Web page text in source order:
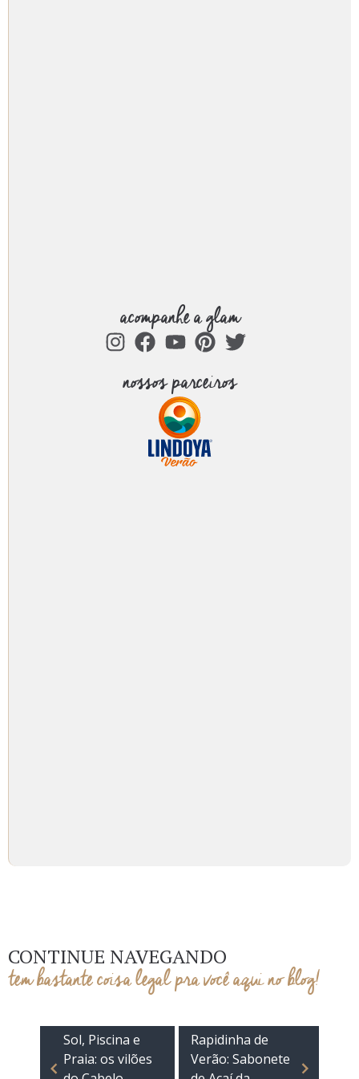
acompanhe a glam
nossos parceiros
CONTINUE NAVEGANDO
tem bastante coisa legal pra você aqui no blog!
Sol, Piscina e
Praia: os vilões
Rapidinha de
Verão: Sabonete